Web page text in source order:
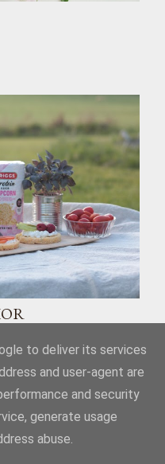
Blogger
to deliver its services
and user-agent are
and security
generate usage
abuse.